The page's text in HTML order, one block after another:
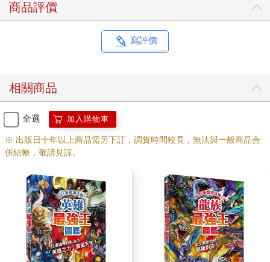
商品評價
寫評價
相關商品
全選 加入購物車
※ 出版日十年以上商品需另下訂，調貨時間較長，無法與一般商品合
併結帳，敬請見諒。